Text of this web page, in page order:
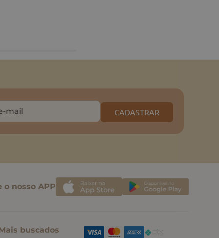
CADASTRAR
o nosso APP
buscados